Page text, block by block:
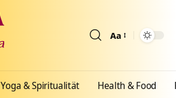
Aa
Yoga & Spiritualität Health & Food